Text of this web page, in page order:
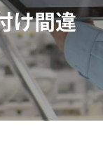
け間違